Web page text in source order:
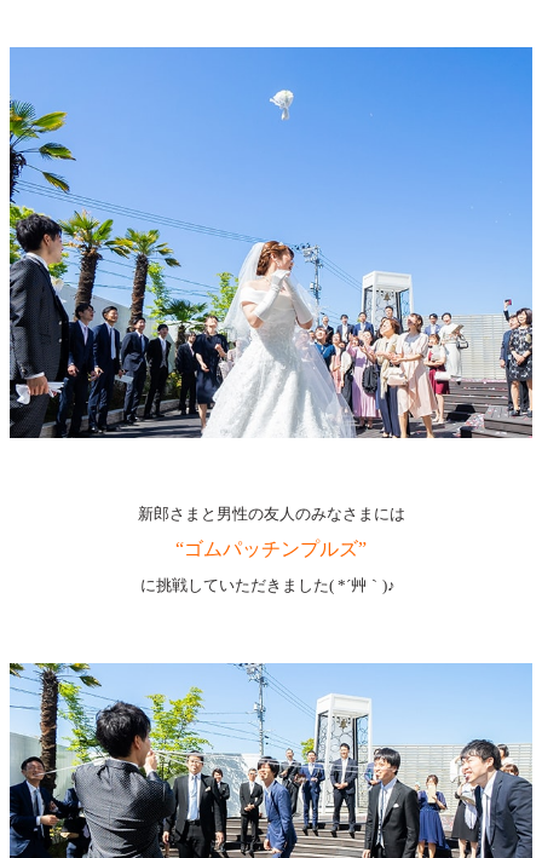
新郎さまと男性の友人のみなさまには
“ゴムパッチンプルズ”
に挑戦していただきました( *´艸｀)♪